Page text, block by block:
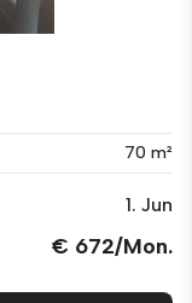
70 m²
1. Jun
€ 672/Mon.